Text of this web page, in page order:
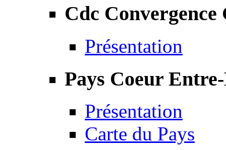
Cdc Convergence
Présentation
Pays Coeur
Présentation
Carte du Pays